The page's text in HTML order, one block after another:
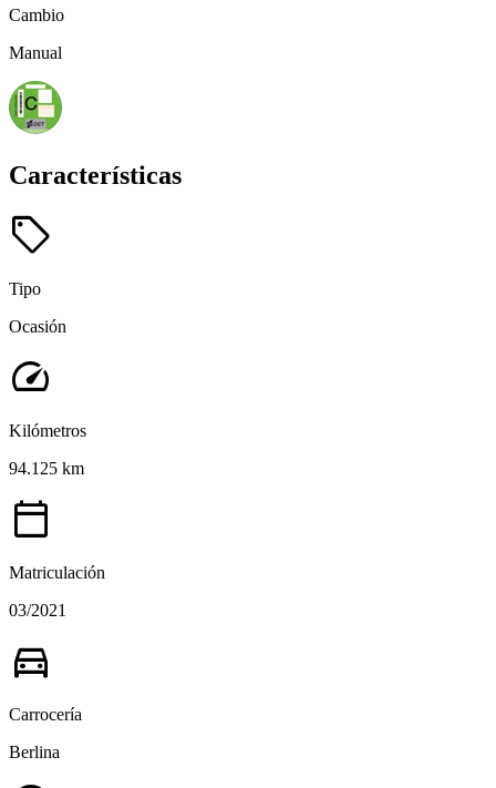
Cambio
Manual
Características
sell
Tipo
Ocasión
speed
Kilómetros
94.125 km
calendar_today
Matriculación
03/2021
directions_car
Carrocería
Berlina